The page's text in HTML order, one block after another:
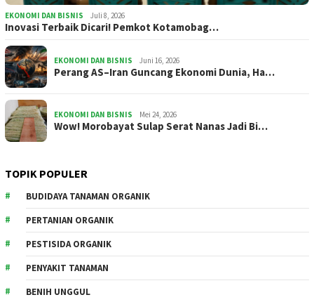
EKONOMI DAN BISNIS Juli 8, 2026
Inovasi Terbaik Dicari! Pemkot Kotamobag…
EKONOMI DAN BISNIS Juni 16, 2026
Perang AS–Iran Guncang Ekonomi Dunia, Ha…
EKONOMI DAN BISNIS Mei 24, 2026
Wow! Morobayat Sulap Serat Nanas Jadi Bi…
TOPIK POPULER
BUDIDAYA TANAMAN ORGANIK
PERTANIAN ORGANIK
PESTISIDA ORGANIK
PENYAKIT TANAMAN
BENIH UNGGUL